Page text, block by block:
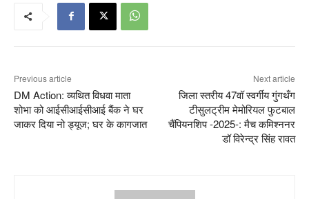
Previous article
DM Action: व्यथित विधवा माता
शोभा को आईसीआईसीआई बैंक ने घर
जाकर दिया नो ड्यूज; घर के कागजात
Next article
जिला स्तरीय 47वॉ स्वर्गीय गुंगथँग
टीसुलट्रीम मेमोरियल फुटबाल
चैंपियनशिप -2025-: मैच कमिश्ननर
डॉ विरेन्द्र सिंह रावत